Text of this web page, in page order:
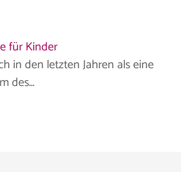
für Kinder
in den letzten Jahren als eine
des...